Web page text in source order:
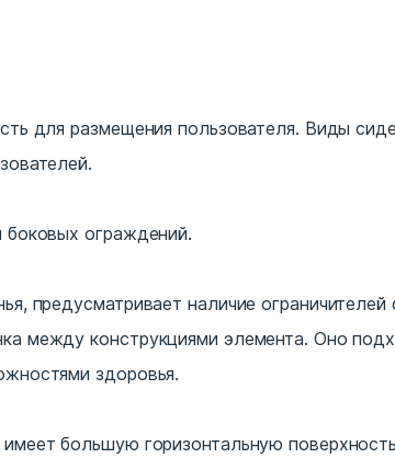
для размещения пользователя. Виды
ограждений.
предусматривает наличие
между конструкциями элемента. Оно
здоровья.
имеет большую горизонтальную